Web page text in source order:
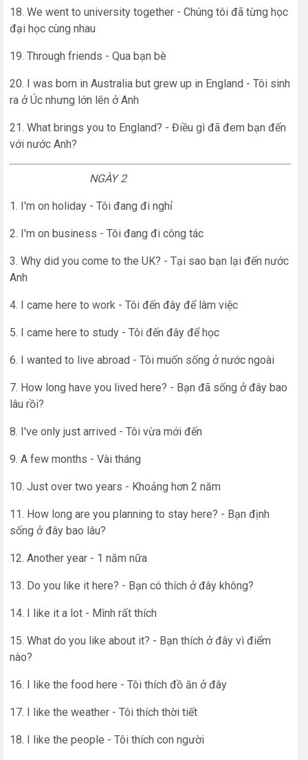
18. We went to university together - Chúng tôi đã từng học
đại học cùng nhau
19. Through friends - Qua bạn bè
20. I was born in Australia but grew up in England - Tôi sinh
ra ở Úc nhưng lớn lên ở Anh
21. What brings you to England? - Điều gì đã đem bạn đến
với nước Anh?
NGÀY 2
1. I'm on holiday - Tôi đang đi nghỉ
2. I'm on business - Tôi đang đi công tác
3. Why did you come to the UK? - Tại sao bạn lại đến nước
Anh
4. I came here to work - Tôi đến đây để làm việc
5. I came here to study - Tôi đến đây để học
6. I wanted to live abroad - Tôi muốn sống ở nước ngoài
7. How long have you lived here? - Bạn đã sống ở đây bao
lâu rồi?
8. I've only just arrived - Tôi vừa mới đến
9. A few months - Vài tháng
10. Just over two years - Khoảng hơn 2 năm
11. How long are you planning to stay here? - Bạn định
sống ở đây bao lâu?
12. Another year - 1 năm nữa
13. Do you like it here? - Bạn có thích ở đây không?
14. I like it a lot - Mình rất thích
15. What do you like about it? - Bạn thích ở đây vì điểm
nào?
16. I like the food here - Tôi thích đồ ăn ở đây
17. I like the weather - Tôi thích thời tiết
18. I like the people - Tôi thích con người